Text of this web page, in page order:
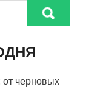
черновых